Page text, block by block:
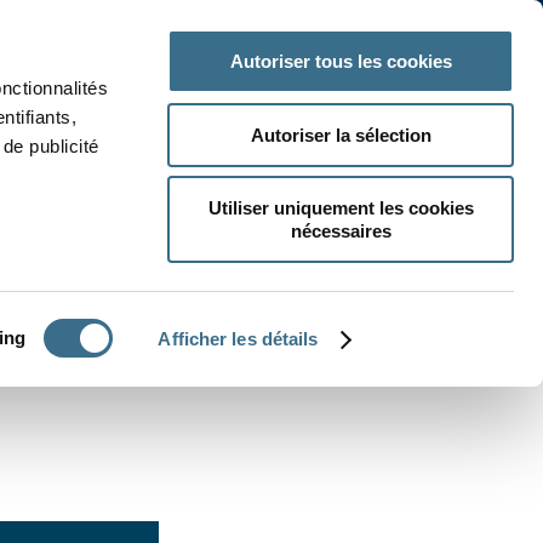
publicité
Afficher les détails
Autoriser tous les cookies
Autoriser la sélection
Utiliser uniquement les cookies
nécessaires